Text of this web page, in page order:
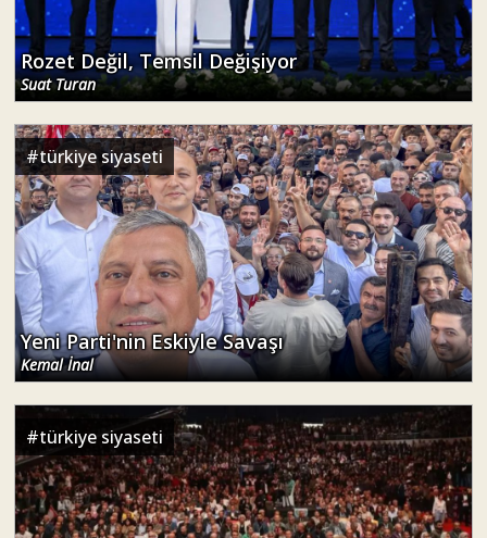
Rozet Değil, Temsil Değişiyor
Suat Turan
#türkiye siyaseti
Yeni Parti'nin Eskiyle Savaşı
Kemal İnal
#türkiye siyaseti